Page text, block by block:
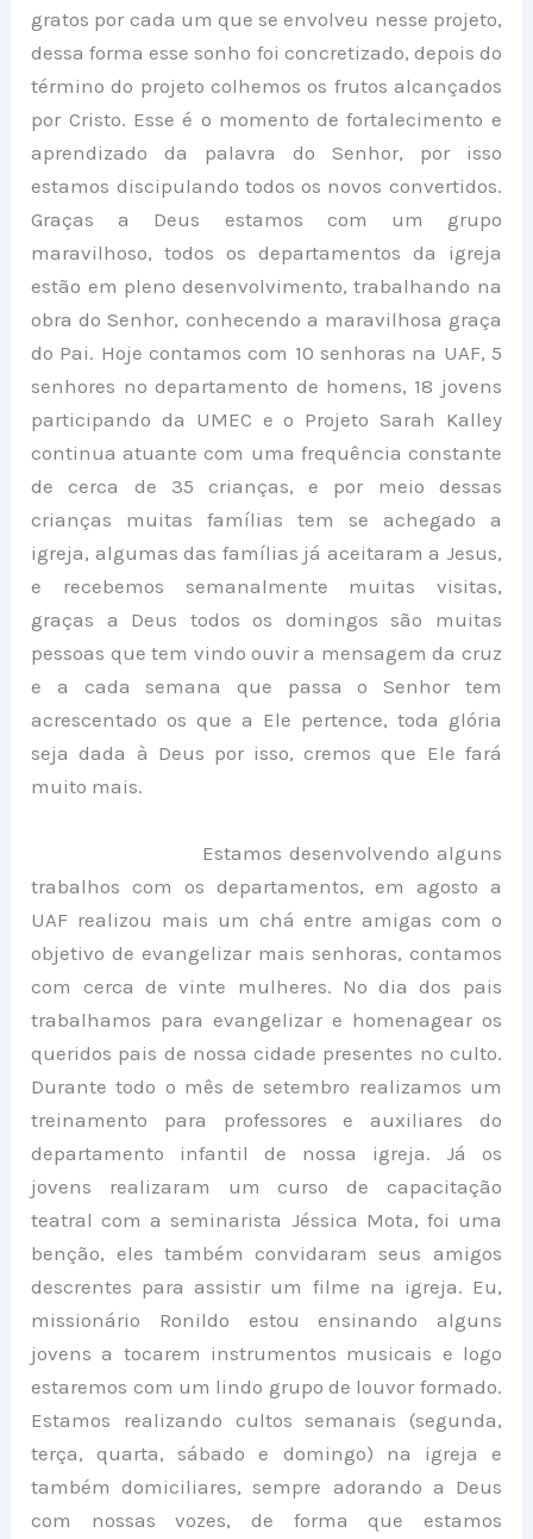
gratos por cada um que se envolveu nesse projeto,
dessa forma esse sonho foi concretizado, depois do
término do projeto colhemos os frutos alcançados
por Cristo. Esse é o momento de fortalecimento e
aprendizado da palavra do Senhor, por isso
estamos discipulando todos os novos convertidos.
Graças a Deus estamos com um grupo
maravilhoso, todos os departamentos da igreja
estão em pleno desenvolvimento, trabalhando na
obra do Senhor, conhecendo a maravilhosa graça
do Pai. Hoje contamos com 10 senhoras na UAF, 5
senhores no departamento de homens, 18 jovens
participando da UMEC e o Projeto Sarah Kalley
continua atuante com uma frequência constante
de cerca de 35 crianças, e por meio dessas
crianças muitas famílias tem se achegado a
igreja, algumas das famílias já aceitaram a Jesus,
e recebemos semanalmente muitas visitas,
graças a Deus todos os domingos são muitas
pessoas que tem vindo ouvir a mensagem da cruz
e a cada semana que passa o Senhor tem
acrescentado os que a Ele pertence, toda glória
seja dada à Deus por isso, cremos que Ele fará
muito mais.
Estamos desenvolvendo alguns
trabalhos com os departamentos, em agosto a
UAF realizou mais um chá entre amigas com o
objetivo de evangelizar mais senhoras, contamos
com cerca de vinte mulheres. No dia dos pais
trabalhamos para evangelizar e homenagear os
queridos pais de nossa cidade presentes no culto.
Durante todo o mês de setembro realizamos um
treinamento para professores e auxiliares do
departamento infantil de nossa igreja. Já os
jovens realizaram um curso de capacitação
teatral com a seminarista Jéssica Mota, foi uma
benção, eles também convidaram seus amigos
descrentes para assistir um filme na igreja. Eu,
missionário Ronildo estou ensinando alguns
jovens a tocarem instrumentos musicais e logo
estaremos com um lindo grupo de louvor formado.
Estamos realizando cultos semanais (segunda,
terça, quarta, sábado e domingo) na igreja e
também domiciliares, sempre adorando a Deus
com nossas vozes, de forma que estamos